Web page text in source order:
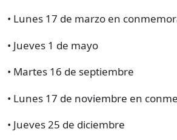
• Lunes 17 de marzo en
• Jueves 1 de mayo
• Martes 16 de septiembre
• Lunes 17 de noviembre en
• Jueves 25 de diciembre